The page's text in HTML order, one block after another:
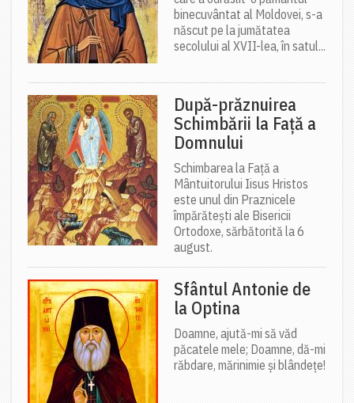
binecuvântat al Moldovei, s-a
născut pe la jumătatea
secolului al XVII-lea, în satul...
După-prăznuirea
Schimbării la Față a
Domnului
Schimbarea la Față a
Mântuitorului Iisus Hristos
este unul din Praznicele
împărătești ale Bisericii
Ortodoxe, sărbătorită la 6
august.
Sfântul Antonie de
la Optina
Doamne, ajută-mi să văd
păcatele mele; Doamne, dă-mi
răbdare, mărinimie şi blândeţe!